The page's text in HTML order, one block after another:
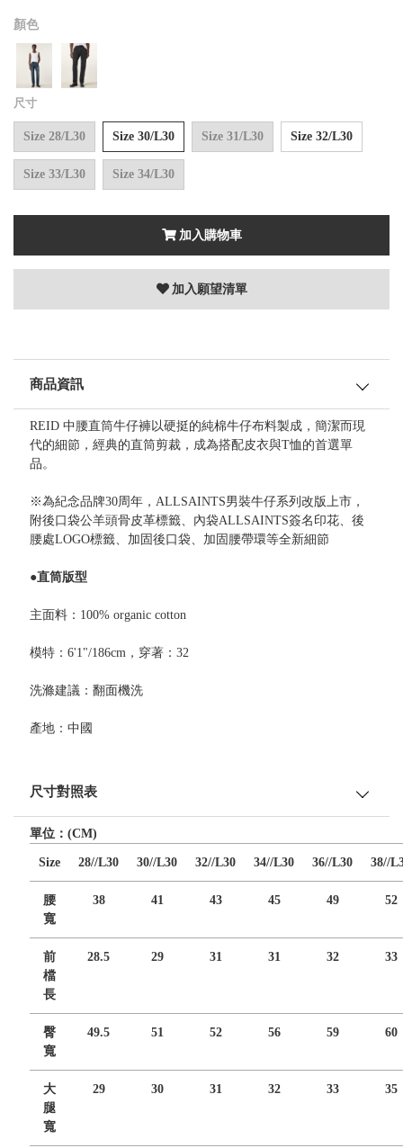
顏色
尺寸
Size 28/L30 Size 30/L30 Size 31/L30 Size 32/L30
Size 33/L30 Size 34/L30
加入購物車
加入願望清單
商品資訊
REID 中腰直筒牛仔褲以硬挺的純棉牛仔布料製成，簡潔而現
代的細節，經典的直筒剪裁，成為搭配皮衣與T恤的首選單
品。
※為紀念品牌30周年，ALLSAINTS男裝牛仔系列改版上市，
附後口袋公羊頭骨皮革標籤、內袋ALLSAINTS簽名印花、後
腰處LOGO標籤、加固後口袋、加固腰帶環等全新細節
●直筒版型
主面料：100% organic cotton
模特：6'1"/186cm，穿著：32
洗滌建議：翻面機洗
產地：中國
尺寸對照表
單位：(CM)
Size 28//L30 30//L30 32//L30 34//L30 36//L30 38//
腰
寬
38 41 43 45 49 52
前
檔
長
28.5 29 31 31 32 33
臀
寬
49.5 51 52 56 59 60
大
腿
寬
29 30 31 32 33 35